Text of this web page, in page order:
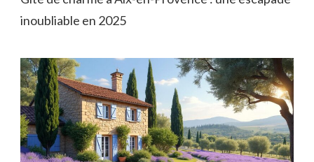
inoubliable en 2025